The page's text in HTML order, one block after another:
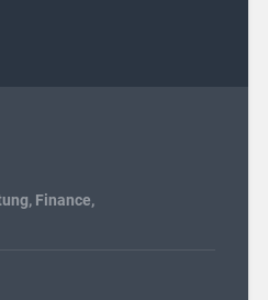
, Finance,